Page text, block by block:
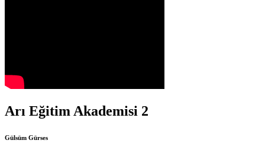
Arı Eğitim Akademisi 2
Gülsüm Gürses